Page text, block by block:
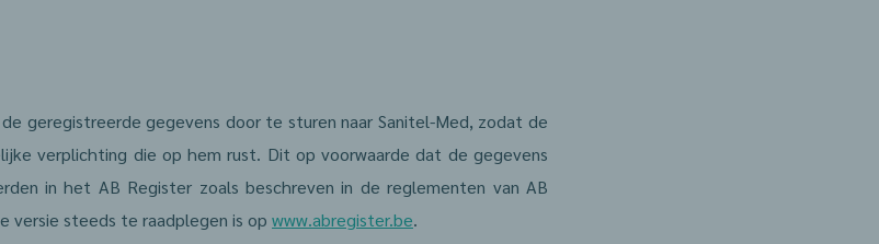
geregistreerde gegevens door te sturen naar Sanitel-Med, zodat de
verplichting die op hem rust. Dit op voorwaarde dat de gegevens
in het AB Register zoals beschreven in de reglementen van AB
versie steeds te raadplegen is op www.abregister.be.